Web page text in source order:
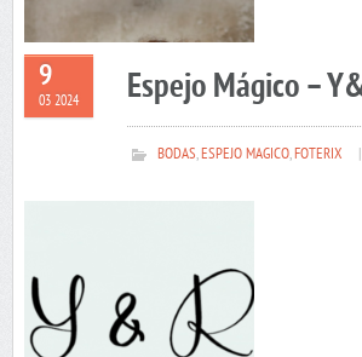
9
03 2024 Espejo Mágico –
BODAS,ESPEJO MAGICO,FOTERIX